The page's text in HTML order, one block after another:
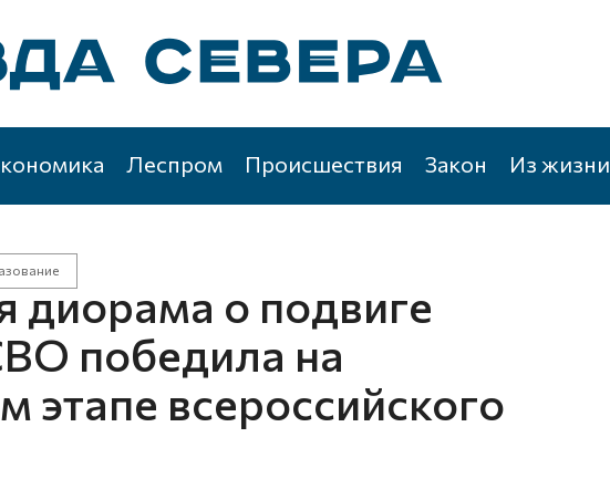
Леспром Происшествия Закон Из жизни
диорама о подвиге
победила на
этапе всероссийского